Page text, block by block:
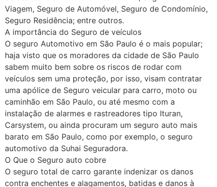
Viagem, Seguro de Automóvel, Seguro de Condomínio,
Seguro Residência; entre outros.
A importância do Seguro de veículos
O seguro Automotivo em São Paulo é o mais popular;
haja visto que os moradores da cidade de São Paulo
sabem muito bem sobre os riscos de rodar com
veículos sem uma proteção, por isso, visam contratar
uma apólice de Seguro veicular para carro, moto ou
caminhão em São Paulo, ou até mesmo com a
instalação de alarmes e rastreadores tipo Ituran,
Carsystem, ou ainda procuram um seguro auto mais
barato em São Paulo, como por exemplo, o seguro
automotivo da Suhai Seguradora.
O Que o Seguro auto cobre
O seguro total de carro garante indenizar os danos
contra enchentes e alagamentos, batidas e danos à